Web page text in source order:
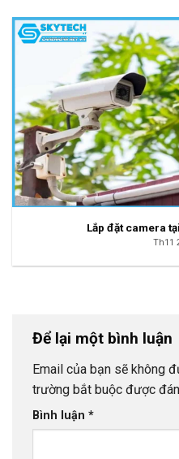
Lắp đặt camera
Th11
Để lại một bình luận
Email của bạn sẽ không
trường bắt buộc được
Bình luận *